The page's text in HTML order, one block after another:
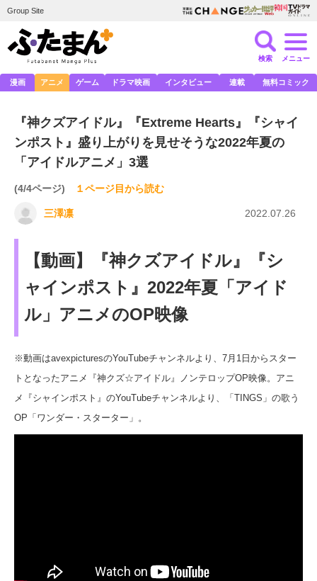
Group Site
検索 メニュー
漫画 アニメ ゲーム ドラマ映画 インタビュー 連載 無料コミック
『神クズアイドル』『Extreme Hearts』『シャイ
ンポスト』盛り上がりを見せそうな2022年夏の
「アイドルアニメ」3選
(4/4ページ) １ページ目から読む
三澤凛 2022.07.26
【動画】『神クズアイドル』『シ
ャインポスト』2022年夏「アイド
ル」アニメのOP映像
※動画はavexpicturesのYouTubeチャンネルより、7月1日からスター
トとなったアニメ『神クズ☆アイドル』ノンテロップOP映像。アニ
メ『シャインポスト』のYouTubeチャンネルより、「TINGS」の歌う
OP「ワンダー・スターター」。